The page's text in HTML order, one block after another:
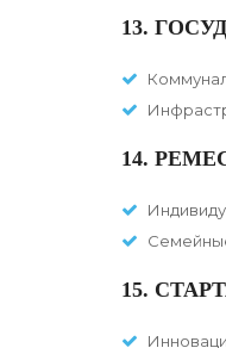
13.
14.
15.